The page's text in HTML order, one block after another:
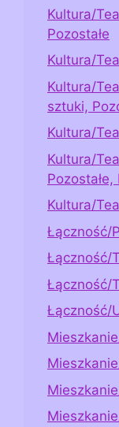
Kultura/
Pozostałe
Kultura/
Kultura/
sztuki,
Kultura/
Kultura/
Kultura/
Łączność/
Łączność/
Łączność/
Łączność/